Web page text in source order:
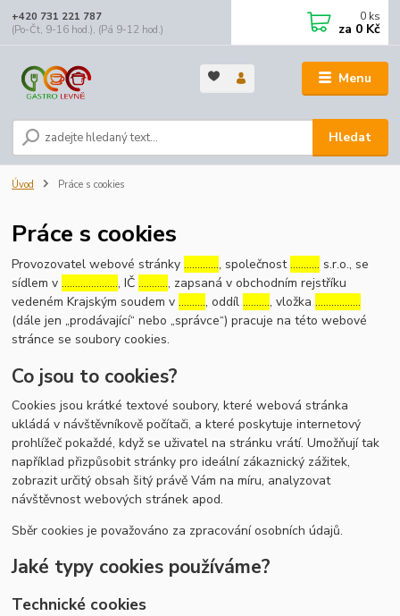
Menu
Hledat
+420 731 221 787
(Po-Čt, 9-16 hod.), (Pá 9-12 hod.)
0 ks
za 0 Kč
Úvod Práce s cookies
Práce s cookies
Provozovatel webové stránky…………., společnost……….. s.r.o., se
sídlem v…………………, IČ……….., zapsaná v obchodním rejstříku
vedeném Krajským soudem v………., oddíl………., vložka……………..
(dále jen „prodávající“ nebo „správce“) pracuje na této webové
stránce se soubory cookies.
Co jsou to cookies?
Cookies jsou krátké textové soubory, které webová stránka
ukládá v návštěvníkově počítači, a které poskytuje internetový
prohlížeč pokaždé, když se uživatel na stránku vrátí. Umožňují tak
například přizpůsobit stránky pro ideální zákaznický zážitek,
zobrazit určitý obsah šitý právě Vám na míru, analyzovat
návštěvnost webových stránek apod.
Sběr cookies je považováno za zpracování osobních údajů.
Jaké typy cookies používáme?
Technické cookies